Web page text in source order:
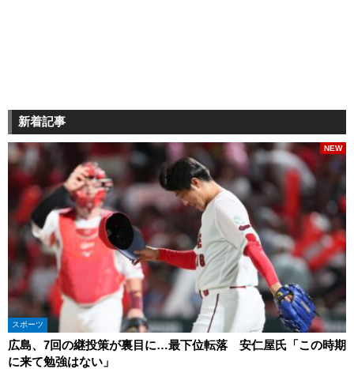
新着記事
スポーツ
広島、7回の継投策が裏目に…最下位転落 安仁屋氏「この時期
に来て勉強はない」
NEW